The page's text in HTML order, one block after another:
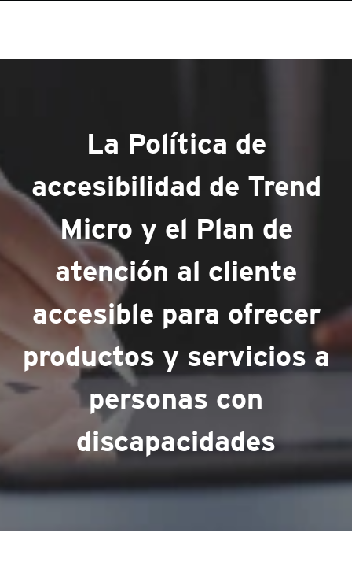
La Política de
accesibilidad de Trend
Micro y el Plan de
atención al cliente
accesible para ofrecer
productos y servicios a
personas con
discapacidades